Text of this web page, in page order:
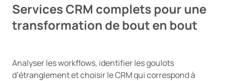
Services CRM complets pour une
transformation de bout en bout
Analyser les workflows, identifier les goulots
d’étranglement et choisir le CRM qui correspond à